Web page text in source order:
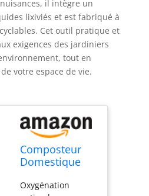
il intègre un
lixiviés et est fabriqué à
Cet outil pratique et
exigences des jardiniers
tout en
votre espace de vie.
Composteur
Domestique
Compact 40L
Oxygénation